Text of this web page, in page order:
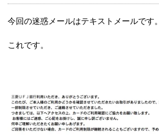
今回の迷惑メールはテキストメールです。
これです。